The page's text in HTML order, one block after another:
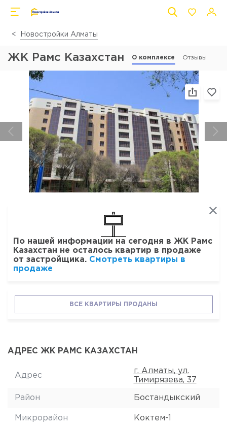
Новостройки Алматы
ЖК Рамс Казахстан О комплексе Отзывы
По нашей информации на сегодня в ЖК Рамс
Казахстан не осталось квартир в продаже
от застройщика. Смотреть квартиры в
продаже
ВСЕ КВАРТИРЫ ПРОДАНЫ
АДРЕС ЖК РАМС КАЗАХСТАН
Адрес
г. Алматы, ул.
Тимирязева, 37
Район Бостандыкский
Микрорайон Коктем-1